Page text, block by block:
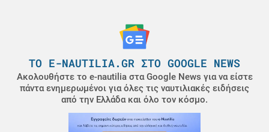
ΤΟ E-NAUTILIA.GR ΣΤΟ GOOGLE NEWS
Ακολουθήστε το e-nautilia στα Google News για να είστε
πάντα ενημερωμένοι για όλες τις ναυτιλιακές ειδήσεις
από την Ελλάδα και όλο τον κόσμο.